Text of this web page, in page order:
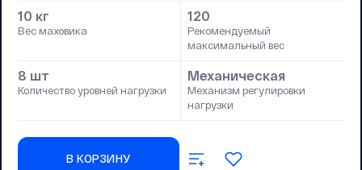
10 кг
Вес маховика
120
Рекомендуемый
максимальный вес
8 шт
Количество уровней нагрузки
Механическая
Механизм регулировки
нагрузки
В КОРЗИНУ